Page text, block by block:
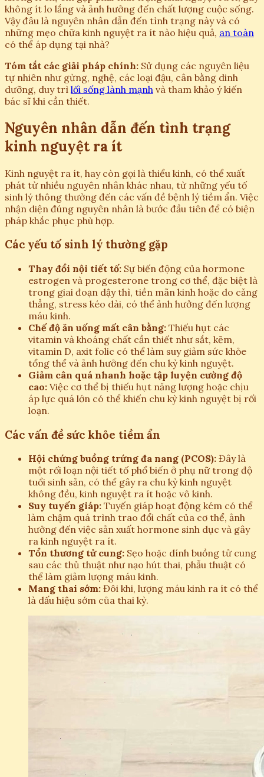
không ít lo lắng và ảnh hưởng đến chất lượng cuộc sống.
Vậy đâu là nguyên nhân dẫn đến tình trạng này và có
những mẹo chữa kinh nguyệt ra ít nào hiệu quả, an toàn
có thể áp dụng tại nhà?
Tóm tắt các giải pháp chính: Sử dụng các nguyên liệu
tự nhiên như gừng, nghệ, các loại đậu, cân bằng dinh
dưỡng, duy trì lối sống lành mạnh và tham khảo ý kiến
bác sĩ khi cần thiết.
Nguyên nhân dẫn đến tình trạng
kinh nguyệt ra ít
Kinh nguyệt ra ít, hay còn gọi là thiểu kinh, có thể xuất
phát từ nhiều nguyên nhân khác nhau, từ những yếu tố
sinh lý thông thường đến các vấn đề bệnh lý tiềm ẩn. Việc
nhận diện đúng nguyên nhân là bước đầu tiên để có biện
pháp khắc phục phù hợp.
Các yếu tố sinh lý thường gặp
Thay đổi nội tiết tố: Sự biến động của hormone
estrogen và progesterone trong cơ thể, đặc biệt là
trong giai đoạn dậy thì, tiền mãn kinh hoặc do căng
thẳng, stress kéo dài, có thể ảnh hưởng đến lượng
máu kinh.
Chế độ ăn uống mất cân bằng: Thiếu hụt các
vitamin và khoáng chất cần thiết như sắt, kẽm,
vitamin D, axit folic có thể làm suy giảm sức khỏe
tổng thể và ảnh hưởng đến chu kỳ kinh nguyệt.
Giảm cân quá nhanh hoặc tập luyện cường độ
cao: Việc cơ thể bị thiếu hụt năng lượng hoặc chịu
áp lực quá lớn có thể khiến chu kỳ kinh nguyệt bị rối
loạn.
Các vấn đề sức khỏe tiềm ẩn
Hội chứng buồng trứng đa nang (PCOS): Đây là
một rối loạn nội tiết tố phổ biến ở phụ nữ trong độ
tuổi sinh sản, có thể gây ra chu kỳ kinh nguyệt
không đều, kinh nguyệt ra ít hoặc vô kinh.
Suy tuyến giáp: Tuyến giáp hoạt động kém có thể
làm chậm quá trình trao đổi chất của cơ thể, ảnh
hưởng đến việc sản xuất hormone sinh dục và gây
ra kinh nguyệt ra ít.
Tổn thương tử cung: Sẹo hoặc dính buồng tử cung
sau các thủ thuật như nạo hút thai, phẫu thuật có
thể làm giảm lượng máu kinh.
Mang thai sớm: Đôi khi, lượng máu kinh ra ít có thể
là dấu hiệu sớm của thai kỳ.